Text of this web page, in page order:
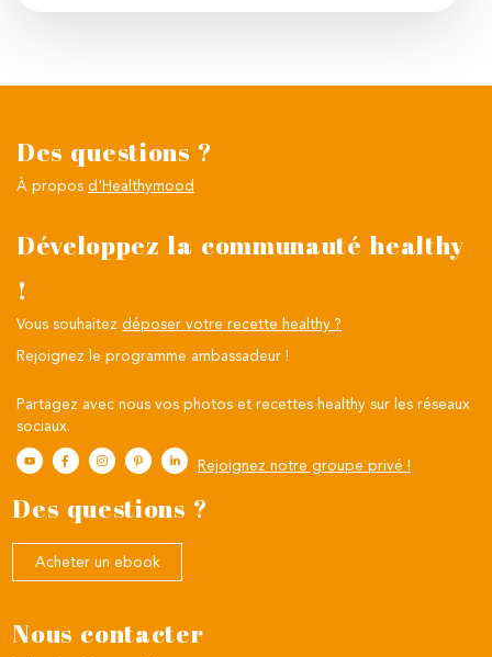
Des questions ?
À propos d'Healthymood
Développez la communauté healthy
!
Vous souhaitez déposer votre recette healthy ?
Rejoignez le programme ambassadeur !
Partagez avec nous vos photos et recettes healthy sur les réseaux
sociaux.
Rejoignez notre groupe privé !
Des questions ?
Acheter un ebook
Nous contacter